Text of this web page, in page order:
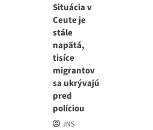
Situácia v
Ceute je
stále
napätá,
tisíce
migrantov
sa ukrývajú
pred
políciou
JNS